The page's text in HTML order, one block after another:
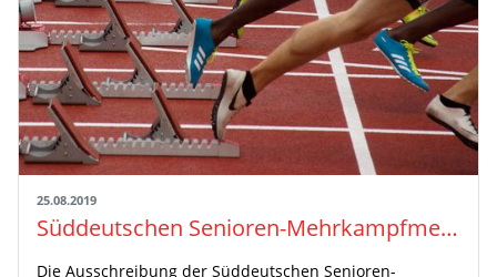
25.08.2019
Süddeutschen Senioren-Mehrkampfmeisterschaften am 28. September 2019
Die Ausschreibung der Süddeutschen Senioren-